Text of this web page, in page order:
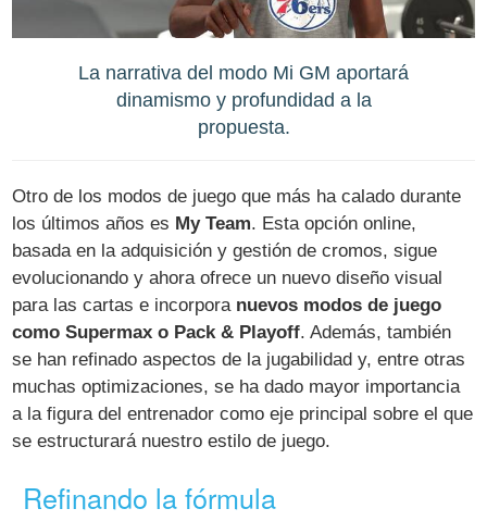
La narrativa del modo Mi GM aportará
dinamismo y profundidad a la
propuesta.
Otro de los modos de juego que más ha calado durante
los últimos años es My Team. Esta opción online,
basada en la adquisición y gestión de cromos, sigue
evolucionando y ahora ofrece un nuevo diseño visual
para las cartas e incorpora nuevos modos de juego
como Supermax o Pack & Playoff. Además, también
se han refinado aspectos de la jugabilidad y, entre otras
muchas optimizaciones, se ha dado mayor importancia
a la figura del entrenador como eje principal sobre el que
se estructurará nuestro estilo de juego.
Refinando la fórmula